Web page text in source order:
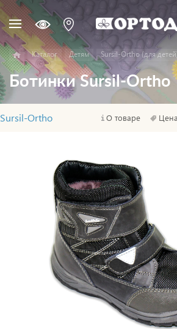
Каталог Детям Sursil-Ortho (для
Ботинки Sursil-Ortho
Sursil-Ortho О товаре